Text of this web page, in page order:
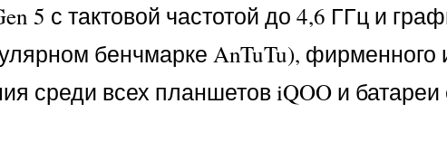
5 с тактовой частотой до 4,6 ГГц и
бенчмарке AnTuTu), фирменного
среди всех планшетов iQOO и